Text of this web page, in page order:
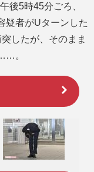
後5時45分ごろ、
疑者がUターンした
したが、そのまま
。